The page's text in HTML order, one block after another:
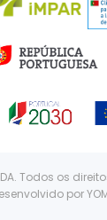
Todos os
por